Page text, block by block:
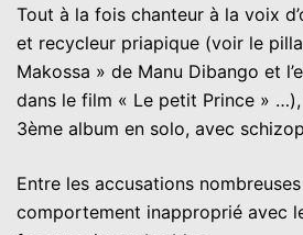
Tout à la fois chanteur à la voix
et recycleur priapique (voir le
Makossa » de Manu Dibango et
dans le film « Le petit Prince »
3ème album en solo, avec
Entre les accusations
comportement inapproprié avec